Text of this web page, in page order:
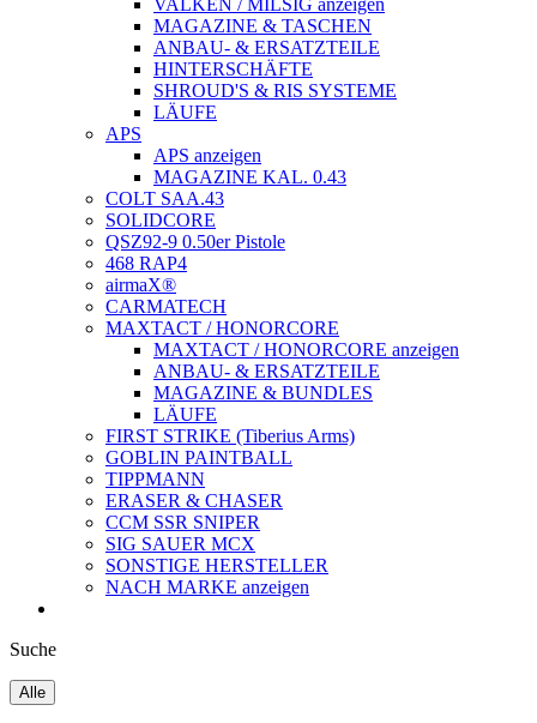
VALKEN / MILSIG anzeigen
MAGAZINE & TASCHEN
ANBAU- & ERSATZTEILE
HINTERSCHÄFTE
SHROUD'S & RIS SYSTEME
LÄUFE
APS
APS anzeigen
MAGAZINE KAL. 0.43
COLT SAA.43
SOLIDCORE
QSZ92-9 0.50er Pistole
468 RAP4
airmaX®
CARMATECH
MAXTACT / HONORCORE
MAXTACT / HONORCORE anzeigen
ANBAU- & ERSATZTEILE
MAGAZINE & BUNDLES
LÄUFE
FIRST STRIKE (Tiberius Arms)
GOBLIN PAINTBALL
TIPPMANN
ERASER & CHASER
CCM SSR SNIPER
SIG SAUER MCX
SONSTIGE HERSTELLER
NACH MARKE anzeigen
Suche
Alle